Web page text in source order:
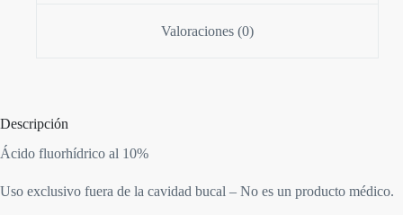
Valoraciones (0)
Descripción
Ácido fluorhídrico al 10%
Uso exclusivo fuera de la cavidad bucal – No es un producto médico.